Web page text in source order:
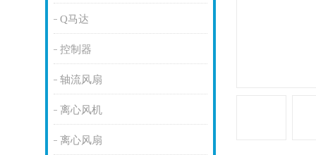
Q马达
控制器
轴流风扇
离心风机
离心风扇